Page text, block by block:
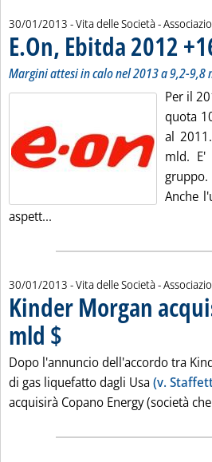
30/01/2013 - Vita delle Società -
E.On, Ebitda 2012
Margini attesi in calo nel 2013 a 9,2-9,8
Per il
quota
al
mld.
gruppo.
Anche
aspett...
30/01/2013 - Vita delle Società -
Kinder Morgan
mld $ . Pubblicata mercoledì 30 gennaio
Dopo l'annuncio dell'accordo tra
di gas liquefatto dagli Usa(v.
acquisirà Copano Energy (società